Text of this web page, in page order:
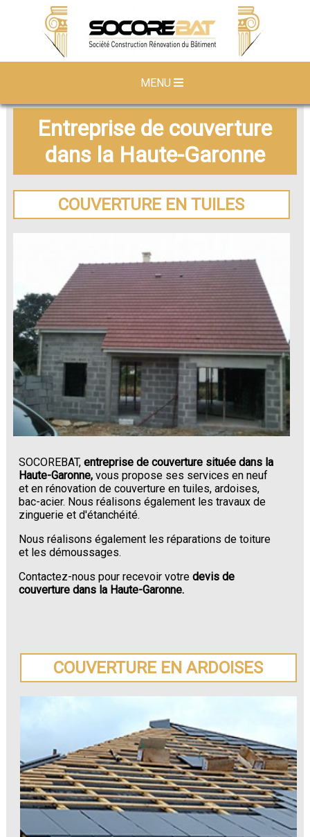
MENU
Entreprise de couverture
dans la Haute-Garonne
COUVERTURE EN TUILES
SOCOREBAT,entreprise de couverture située dans la
Haute-Garonne, vous propose ses services en neuf
et en rénovation de couverture en tuiles, ardoises,
bac-acier. Nous réalisons également les travaux de
zinguerie et d'étanchéité.
Nous réalisons également les réparations de toiture
et les démoussages.
Contactez-nous pour recevoir votredevis de
couverture dans la Haute-Garonne.
COUVERTURE EN ARDOISES